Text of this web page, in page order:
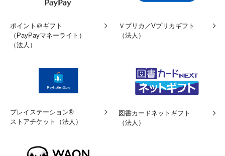
ポイント＠ギフト
（PayPayマネーライト）
（法人）
Ｖプリカ／Vプリカギフト
（法人）
プレイステーション®
ストアチケット（法人）
図書カードネットギフト
（法人）